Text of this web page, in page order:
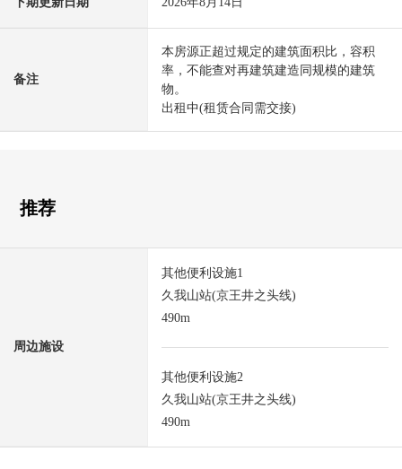
备注
本房源正超过规定的建筑面积比，容积
率，不能查对再建筑建造同规模的建筑
物。
出租中(租赁合同需交接)
推荐
周边施设
其他便利设施1
久我山站(京王井之头线)
490m
其他便利设施2
久我山站(京王井之头线)
490m